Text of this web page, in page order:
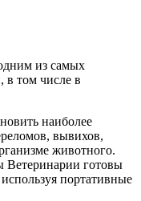
из самых
в том числе в
наиболее
вывихов,
животного.
готовы
портативные